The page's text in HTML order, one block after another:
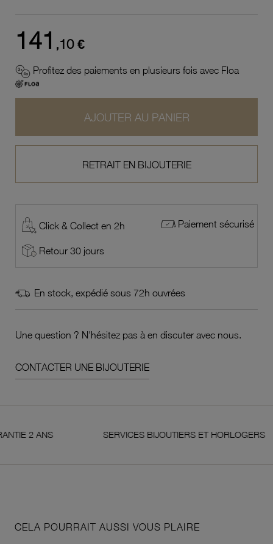
141 ,10 €
Profitez des paiements en plusieurs fois avec Floa
AJOUTER AU PANIER
RETRAIT EN BIJOUTERIE
Click & Collect en 2h Paiement sécurisé
Retour 30 jours
En stock, expédié sous 72h ouvrées
Une question ? N'hésitez pas à en discuter avec nous.
CONTACTER UNE BIJOUTERIE
ANS SERVICES BIJOUTIERS ET HORLOGERS
CELA POURRAIT AUSSI VOUS PLAIRE